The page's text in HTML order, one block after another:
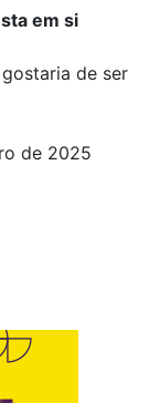
em si
de ser
de 2025